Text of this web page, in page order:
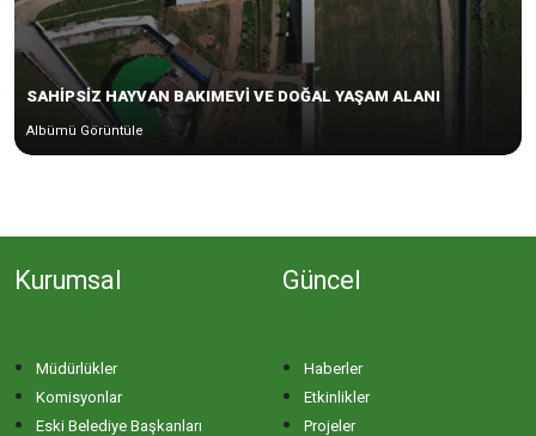
SAHİPSİZ HAYVAN BAKIMEVİ VE DOĞAL YAŞAM ALANI
Albümü Görüntüle
Kurumsal
Müdürlükler
Komisyonlar
Eski Belediye Başkanları
Güncel
Haberler
Etkinlikler
Projeler